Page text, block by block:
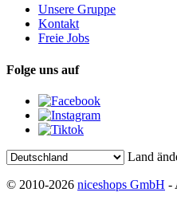
Unsere Gruppe
Kontakt
Freie Jobs
Folge uns auf
Land
© 2010-2026 niceshops GmbH -